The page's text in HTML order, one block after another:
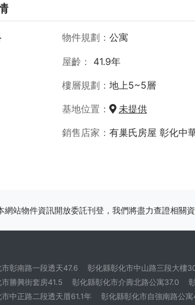
物件規劃 公寓
屋齡 41.9年
樓層規劃
地上5~5層
基地位置
未提供
銷售店家
有巢氏房屋 彰化中
網站物件資訊開放委託刊登，我們將盡力查證相關
彰南路一段透天47.6 彰化縣彰化市中山路三段大樓
勝興街套房41.5
彰化縣彰化市介壽北路公寓37.0
中正路二段透天厝61.1年
彰化縣彰化市自強南路公